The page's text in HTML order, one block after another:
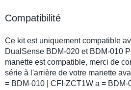
Compatibilité
Ce kit est uniquement compatible
DualSense BDM-020 et BDM-010
manette est compatible, merci de
série à l'arrière de votre manette
= BDM-010 | CFI-ZCT1W a = BDM-